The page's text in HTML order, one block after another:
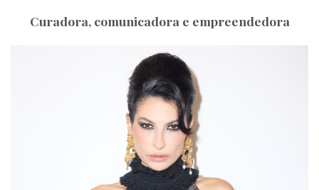
Curadora, comunicadora e empreendedora